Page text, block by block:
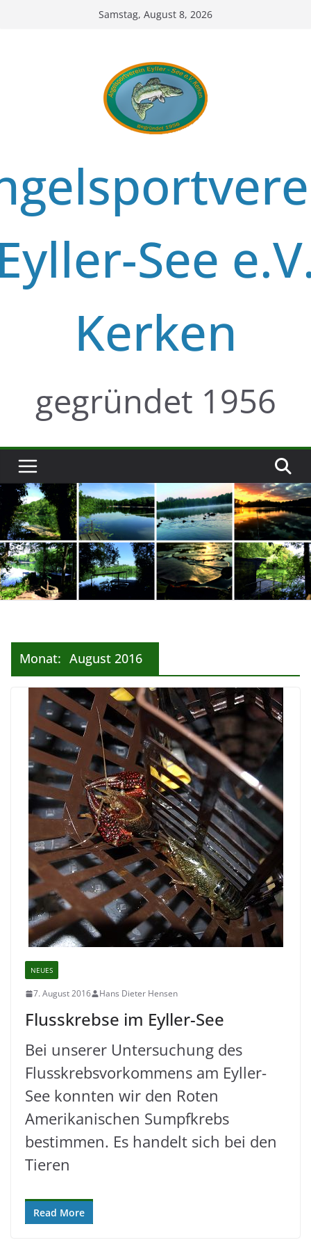
Samstag, August 8, 2026
See
Kerken
gegründet 1956
Monat: August 2016
NEUES
7. August 2016 Hans Dieter Hensen
Flusskrebse im Eyller-See
Bei unserer Untersuchung des
Flusskrebsvorkommens am Eyller-
See konnten wir den Roten
Amerikanischen Sumpfkrebs
bestimmen. Es handelt sich bei den
Tieren
Read More